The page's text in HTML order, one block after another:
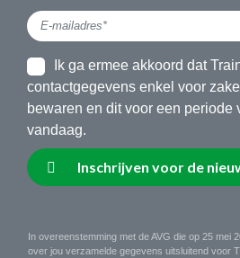
Ik ga ermee akkoord dat
contactgegevens enkel voor
bewaren en dit voor een periode
vandaag.
Inschrijven voor de
In overeenstemming met de AVG die op 25 mei
over jou verzamelde gegevens uitsluitend voor